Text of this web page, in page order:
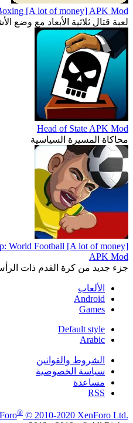
[A lot of money] APK Mod
لعبة قتال ثلاثية الأبعاد مع وضع
Head of State APK Mod
محاكاة المسيرة السياسية
World Football [A lot of money]
APK Mod
جزء جديد من كرة القدم ذات
الألعاب
Android
Games
Default style
Arabic
الشروط والقوانين
سياسة الخصوصية
مساعدة
RSS
® © 2010-2020 XenForo Ltd.